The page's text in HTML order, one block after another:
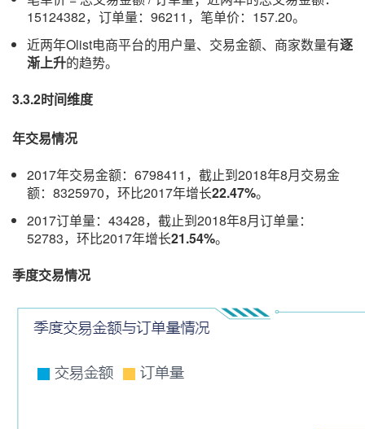
15124382，订单量：96211，笔单价：157.20。
近两年Olist电商平台的用户量、交易金额、商家数量有逐
渐上升的趋势。
3.3.2时间维度
年交易情况
2017年交易金额：6798411，截止到2018年8月交易金
额：8325970，环比2017年增长22.47%。
2017订单量：43428，截止到2018年8月订单量：
52783，环比2017年增长21.54%。
季度交易情况